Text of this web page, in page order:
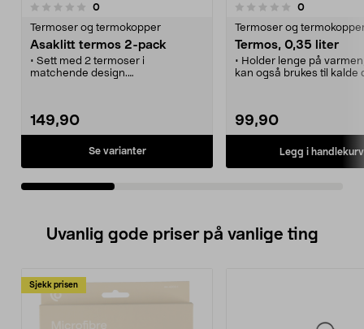
0anmeldelser
Termoser og termokopper
Asaklitt termos 2-pack
• Sett med 2 termoser i
matchende design.
149,90
Se varianter
0.0 av 5 stjerner 0anmeldelser
Termoser og
Termos, 0,35 liter
• Holder lenge på
kan også brukes til kalde
automatkork.
• Holder varme drikker
8 timer og kalde drikker
cirka 20 timer.
• Finnes i flere farger og
99,90
Legg i handlekurv
0.0 av 5 stjerner
Uvanlig gode priser på vanlige ting
Sjekk prisen